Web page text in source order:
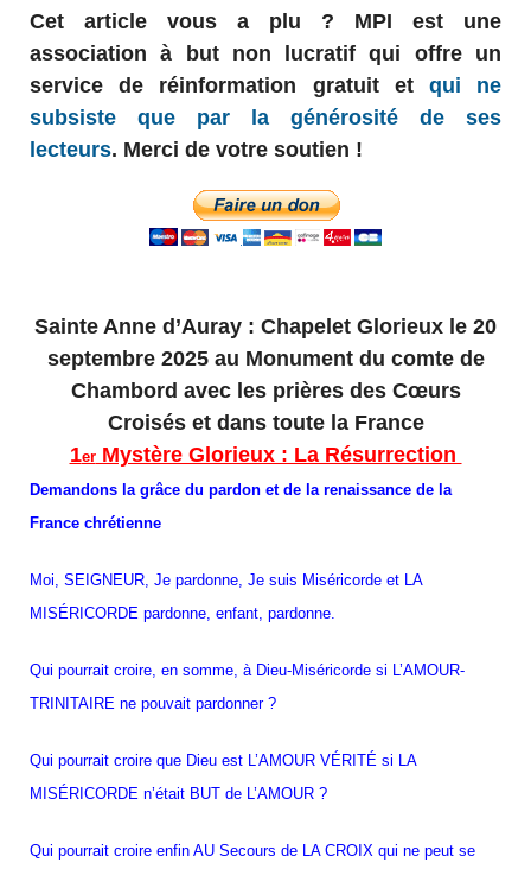
Cet article vous a plu ? MPI est une
association à but non lucratif qui offre un
service de réinformation gratuit et qui ne
subsiste que par la générosité de ses
lecteurs. Merci de votre soutien !
Sainte Anne d’Auray : Chapelet Glorieux le 20
septembre 2025 au Monument du comte de
Chambord avec les prières des Cœurs
Croisés et dans toute la France
1erMystère Glorieux : La Résurrection
Demandons la grâce du pardon et de la renaissance de la
France chrétienne
Moi, SEIGNEUR, Je pardonne, Je suis Miséricorde et LA
MISÉRICORDE pardonne, enfant, pardonne.
Qui pourrait croire, en somme, à Dieu-Miséricorde si L’AMOUR-
TRINITAIRE ne pouvait pardonner ?
Qui pourrait croire que Dieu est L’AMOUR VÉRITÉ si LA
MISÉRICORDE n’était BUT de L’AMOUR ?
Qui pourrait croire enfin AU Secours de LA CROIX qui ne peut se